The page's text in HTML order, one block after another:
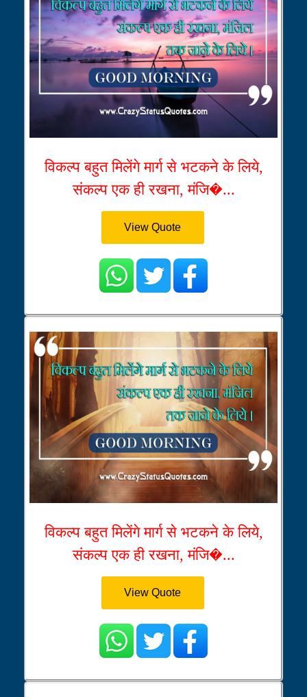
विकल्प बहुत मिलेंगे मार्ग से भटकने के लिये,
संकल्प एक ही रखना, मंजि�...
View Quote
विकल्प बहुत मिलेंगे मार्ग से भटकने के लिये,
संकल्प एक ही रखना, मंजि�...
View Quote